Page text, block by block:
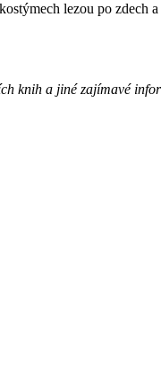
lezou po zdech
knih a jiné zajímavé